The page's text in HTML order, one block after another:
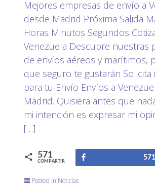
Mejores empresas de envío a
desde Madrid Próxima Salida
Horas Minutos Segundos
Venezuela Descubre nuestras
de envíos aéreos y marítimos,
que seguro te gustarán Solicita
para tu Envío Envíos a
Madrid. Quisiera antes que
mi intención es expresar mi
[…]
571
COMPARTIR
571
Posted in Noticias